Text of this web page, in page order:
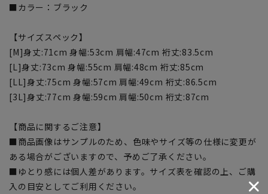
■カラー：ブラック
【サイズスペック】
[M]身丈:71cm 身幅:53cm 肩幅:47cm 裄丈:83.5cm
[L]身丈:73cm 身幅:55cm 肩幅:48cm 裄丈:85cm
[LL]身丈:75cm 身幅:57cm 肩幅:49cm 裄丈:86.5cm
[3L]身丈:77cm 身幅:59cm 肩幅:50cm 裄丈:87cm
【商品に関するご注意】
■商品画像はサンプルのため、色味やサイズ等の仕様に変更が
ある場合がございますので、予めご了承ください。
■ゆとり感には個人差があります。サイズ表を確認の上、ご購
入の目安としてご利用ください。